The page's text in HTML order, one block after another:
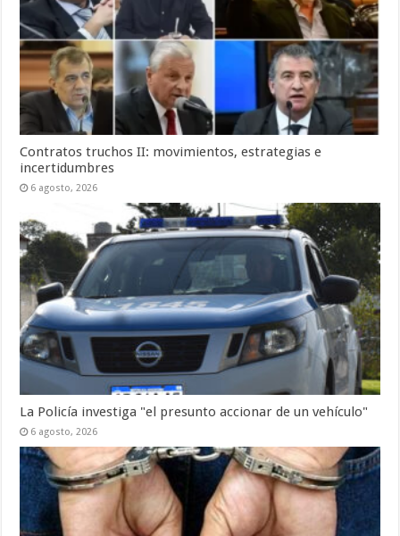
Contratos truchos II: movimientos, estrategias e
incertidumbres
6 agosto, 2026
La Policía investiga "el presunto accionar de un vehículo"
6 agosto, 2026